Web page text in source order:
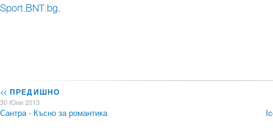
Sport.BNT.bg.
<< ПРЕДИШНО
30 Юни 2013
Сантра - Късно за романтика